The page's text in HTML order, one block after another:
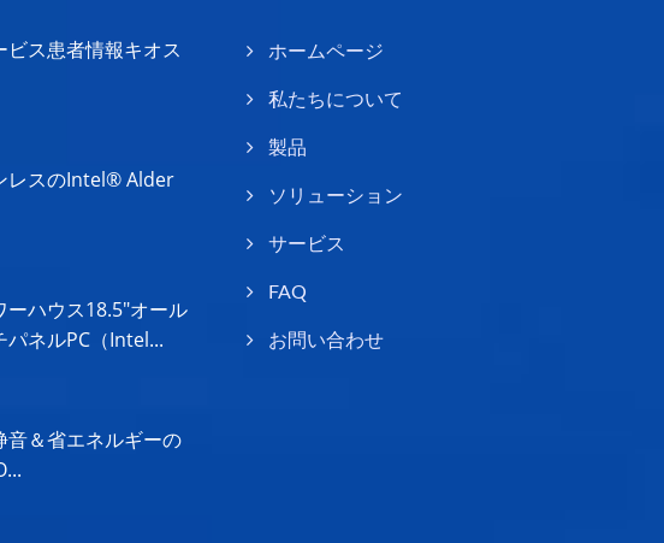
ス患者情報キオス
レスのIntel® Alder
ーハウス18.5"オール
パネルPC（Intel...
音＆省エネルギーの
ホームページ
私たちについて
製品
ソリューション
サービス
FAQ
お問い合わせ